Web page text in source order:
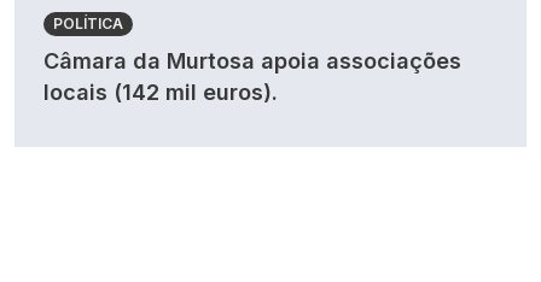
POLÍTICA
Câmara da Murtosa apoia associações
locais (142 mil euros).